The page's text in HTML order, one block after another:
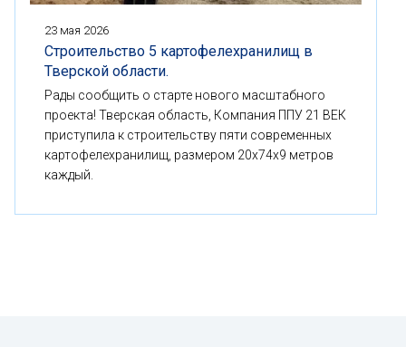
23 мая 2026
Строительство 5 картофелехранилищ в
Тверской области.
Рады сообщить о старте нового масштабного
проекта! Тверская область, Компания ППУ 21 ВЕК
приступила к строительству пяти современных
картофелехранилищ, размером 20x74x9 метров
каждый.